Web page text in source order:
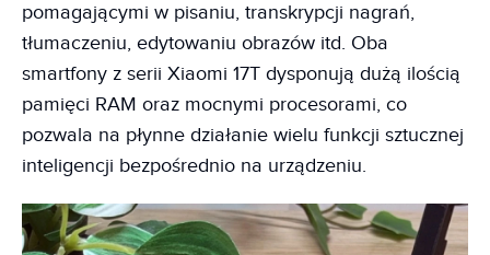
pomagającymi w pisaniu, transkrypcji nagrań,
tłumaczeniu, edytowaniu obrazów itd. Oba
smartfony z serii Xiaomi 17T dysponują dużą ilością
pamięci RAM oraz mocnymi procesorami, co
pozwala na płynne działanie wielu funkcji sztucznej
inteligencji bezpośrednio na urządzeniu.